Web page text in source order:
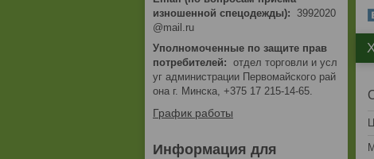
изношенной спецодежды)
3992020
@mail.ru
Уполномоченные по защите прав
потребителей
отдел торговли и усл
уг администрации Первомайского рай
она г. Минска, +375 17 215-14-65.
График работы
Информация для